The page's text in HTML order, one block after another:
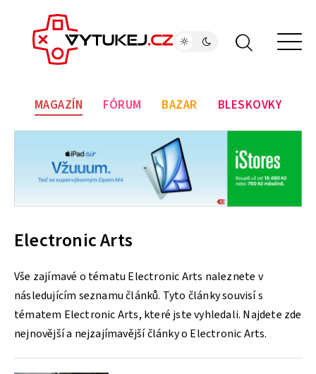
MAGAZÍN FÓRUM BAZAR BLESKOVKY
Electronic Arts
Vše zajímavé o tématu Electronic Arts naleznete v
následujícím seznamu článků. Tyto články souvisí s
tématem Electronic Arts, které jste vyhledali. Najdete zde
nejnovější a nejzajímavější články o Electronic Arts.